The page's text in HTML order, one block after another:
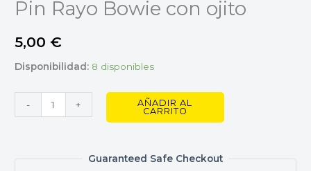
Pin Rayo Bowie con ojito
5,00 €
Disponibilidad: 8 disponibles
-
ojito
+
AÑADIR AL
CARRITO
Guaranteed Safe Checkout